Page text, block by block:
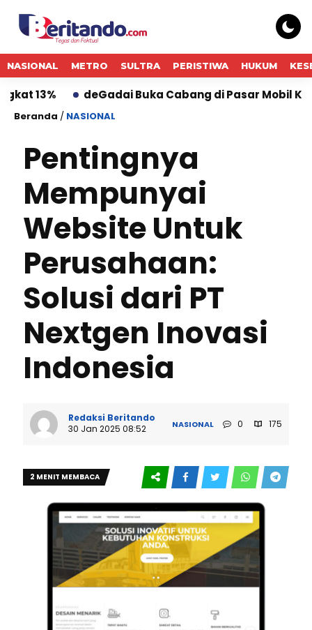
NASIONAL METRO SULTRA PERISTIWA HUKUM
deGadai Buka Cabang di Pasar Mobil
Beranda / NASIONAL
Pentingnya
Mempunyai
Website Untuk
Perusahaan:
Solusi dari PT
Nextgen Inovasi
Indonesia
Redaksi Beritando
30 Jan 2025 08:52
NASIONAL 0 175
2 MENIT MEMBACA